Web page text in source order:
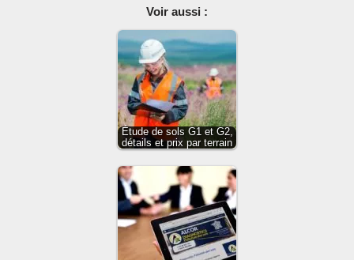
Voir aussi :
Étude de sols G1 et G2,
détails et prix par terrain